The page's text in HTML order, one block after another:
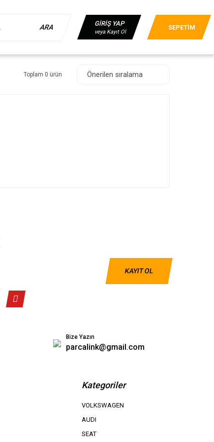
ARA GİRİŞ YAP
veya Kayıt Ol
SEPETİM
Toplam 0 ürün
KAYIT OL
Bize Yazın
parcalink@gmail.com
Kategoriler
VOLKSWAGEN
AUDI
SEAT